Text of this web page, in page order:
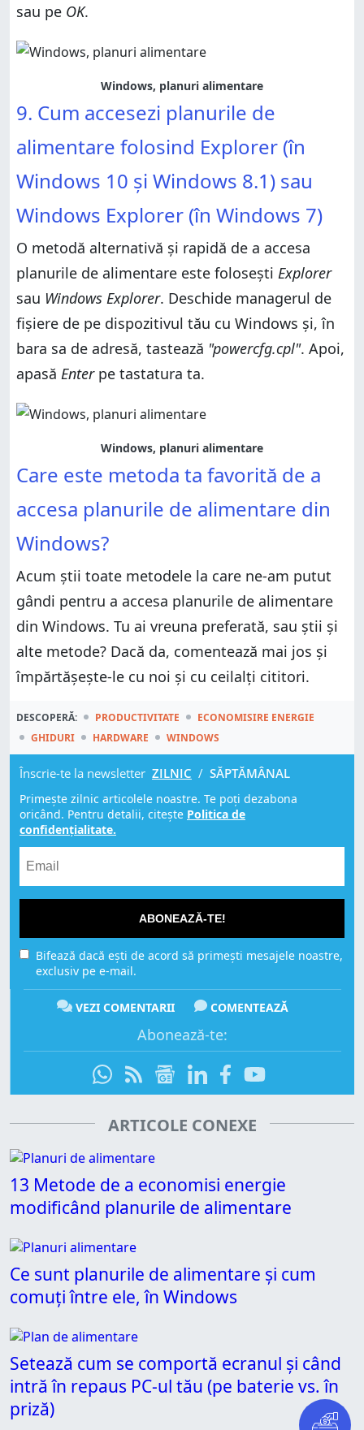
sau pe OK.
Windows, planuri alimentare
9. Cum accesezi planurile de
alimentare folosind Explorer (în
Windows 10 și Windows 8.1) sau
Windows Explorer (în Windows 7)
O metodă alternativă și rapidă de a accesa
planurile de alimentare este folosești Explorer
sau Windows Explorer. Deschide managerul de
fișiere de pe dispozitivul tău cu Windows și, în
bara sa de adresă, tastează "powercfg.cpl". Apoi,
apasă Enterpe tastatura ta.
Windows, planuri alimentare
Care este metoda ta favorită de a
accesa planurile de alimentare din
Windows?
Acum știi toate metodele la care ne-am putut
gândi pentru a accesa planurile de alimentare
din Windows. Tu ai vreuna preferată, sau știi și
alte metode? Dacă da, comentează mai jos și
împărtășește-le cu noi și cu ceilalți cititori.
DESCOPERĂ: PRODUCTIVITATE
ECONOMISIRE ENERGIE
GHIDURI
HARDWARE WINDOWS
Înscrie-te la newsletter ZILNIC / SĂPTĂMÂNAL
Primește zilnic articolele noastre. Te poți dezabona
oricând. Pentru detalii, citește Politica de
confidențialitate.
ABONEAZĂ-TE!
Bifează dacă ești de acord să primești mesajele noastre,
exclusiv pe e-mail.
VEZI COMENTARII COMENTEAZĂ
Abonează-te:
ARTICOLE CONEXE
13 Metode de a economisi energie
modificând planurile de alimentare
Ce sunt planurile de alimentare și cum
comuți între ele, în Windows
Setează cum se comportă ecranul și când
intră în repaus PC-ul tău (pe baterie vs. în
priză)